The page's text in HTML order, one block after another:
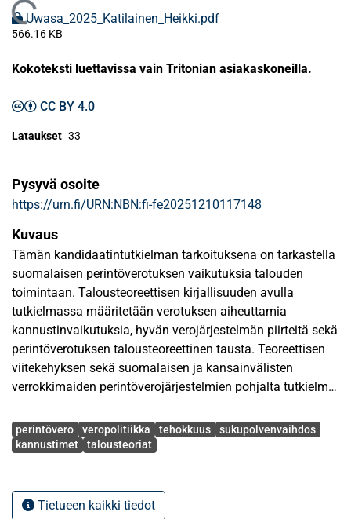
Ladataan...
Uwasa_2025_Katilainen_Heikki.pdf
566.16 KB
Kokoteksti luettavissa vain Tritonian asiakaskoneilla.
CC BY 4.0
Lataukset 33
Pysyvä osoite
https://urn.fi/URN:NBN:fi-fe20251210117148
Kuvaus
Tämän kandidaatintutkielman tarkoituksena on tarkastella
suomalaisen perintöverotuksen vaikutuksia talouden
toimintaan. Talousteoreettisen kirjallisuuden avulla
tutkielmassa määritetään verotuksen aiheuttamia
kannustinvaikutuksia, hyvän verojärjestelmän piirteitä sekä
perintöverotuksen talousteoreettinen tausta. Teoreettisen
viitekehyksen sekä suomalaisen ja kansainvälisten
verrokkimaiden perintöverojärjestelmien pohjalta tutkielma
hyvinvointitappioita yksityishenkilöihin ja yritysten
toimintaan.
perintöverotuksen vaikutuksia talouskasvuun ja
Avainsanat
perintövero veropolitiikka tehokkuus
sukupolvenvaihdos
kannustimet
talousteoriat
Tietueen kaikki tiedot